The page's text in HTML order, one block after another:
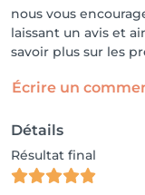
nous vous
laissant un avis et
savoir plus sur les
Écrire un
Détails
Résultat final